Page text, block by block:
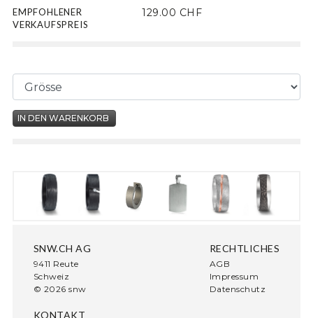
EMPFOHLENER
VERKAUFSPREIS
129.00 CHF
SNW.CH AG
9411 Reute
Schweiz
© 2026 snw
KONTAKT
RECHTLICHES
AGB
Impressum
Datenschutz